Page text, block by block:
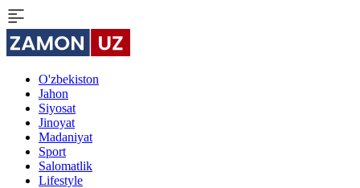
O'zbekiston
Jahon
Siyosat
Jinoyat
Madaniyat
Sport
Salomatlik
Lifestyle